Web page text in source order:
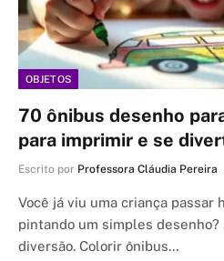
OBJETOS
70 ônibus desenho
para imprimir e se
Escrito por Professora Cláudia Pereira
Você já viu uma criança passar
pintando um simples desenho?
diversão. Colorir ônibus…